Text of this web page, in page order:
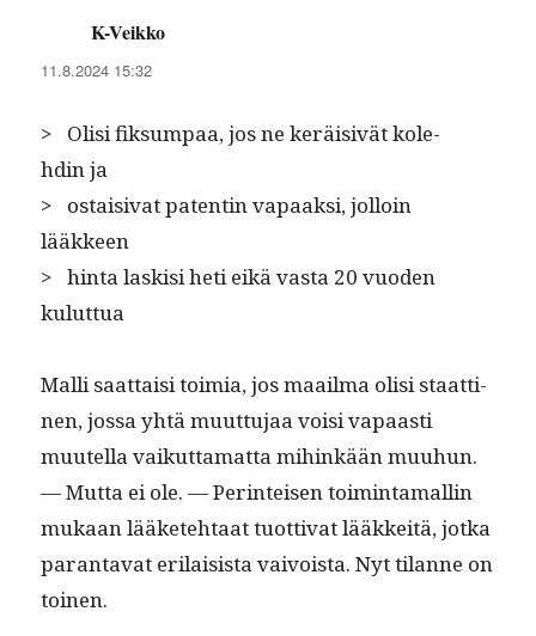
K-Veikko
11.8.2024 15:32
> Olisi fik­sumpaa, jos ne keräi­sivät kole­
hdin ja
> ostaisi­vat patentin vapaak­si, jol­loin
lääkkeen
> hin­ta lask­isi heti eikä vas­ta 20 vuo­den
kuluttua
Malli saat­taisi toimia, jos maail­ma olisi staat­ti­
nen, jos­sa yhtä muut­tu­jaa voisi vapaasti
muutel­la vaikut­ta­mat­ta mihinkään muuhun.
— Mut­ta ei ole. — Per­in­teisen toim­inta­mallin
mukaan lääkete­htaat tuot­ti­vat lääkkeitä, jot­ka
paran­ta­vat eri­lai­sista vaivoista. Nyt tilanne on
toinen.